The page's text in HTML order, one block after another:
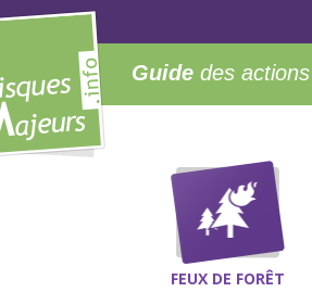
Guide des
FEUX DE FORÊT